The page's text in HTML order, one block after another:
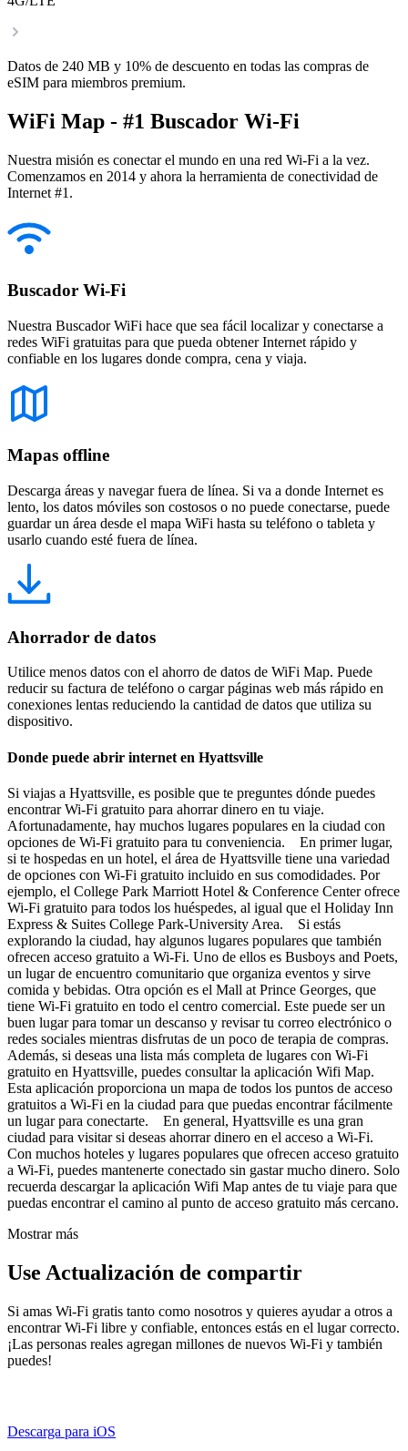
Datos de 240 MB y 10% de descuento en todas las compras de
eSIM para miembros premium.
WiFi Map - #1 Buscador Wi-Fi
Nuestra misión es conectar el mundo en una red Wi-Fi a la vez.
Comenzamos en 2014 y ahora la herramienta de conectividad de
Internet #1.
Buscador Wi-Fi
Nuestra Buscador WiFi hace que sea fácil localizar y conectarse a
redes WiFi gratuitas para que pueda obtener Internet rápido y
confiable en los lugares donde compra, cena y viaja.
Mapas offline
Descarga áreas y navegar fuera de línea. Si va a donde Internet es
lento, los datos móviles son costosos o no puede conectarse, puede
guardar un área desde el mapa WiFi hasta su teléfono o tableta y
usarlo cuando esté fuera de línea.
Ahorrador de datos
Utilice menos datos con el ahorro de datos de WiFi Map. Puede
reducir su factura de teléfono o cargar páginas web más rápido en
conexiones lentas reduciendo la cantidad de datos que utiliza su
dispositivo.
Donde puede abrir internet en Hyattsville
Si viajas a Hyattsville, es posible que te preguntes dónde puedes
encontrar Wi-Fi gratuito para ahorrar dinero en tu viaje.
Afortunadamente, hay muchos lugares populares en la ciudad con
opciones de Wi-Fi gratuito para tu conveniencia. En primer lugar,
si te hospedas en un hotel, el área de Hyattsville tiene una variedad
de opciones con Wi-Fi gratuito incluido en sus comodidades. Por
ejemplo, el College Park Marriott Hotel & Conference Center ofrece
Wi-Fi gratuito para todos los huéspedes, al igual que el Holiday Inn
Express & Suites College Park-University Area. Si estás
explorando la ciudad, hay algunos lugares populares que también
ofrecen acceso gratuito a Wi-Fi. Uno de ellos es Busboys and Poets,
un lugar de encuentro comunitario que organiza eventos y sirve
comida y bebidas. Otra opción es el Mall at Prince Georges, que
tiene Wi-Fi gratuito en todo el centro comercial. Este puede ser un
buen lugar para tomar un descanso y revisar tu correo electrónico o
redes sociales mientras disfrutas de un poco de terapia de compras.
Además, si deseas una lista más completa de lugares con Wi-Fi
gratuito en Hyattsville, puedes consultar la aplicación Wifi Map.
Esta aplicación proporciona un mapa de todos los puntos de acceso
gratuitos a Wi-Fi en la ciudad para que puedas encontrar fácilmente
un lugar para conectarte. En general, Hyattsville es una gran
ciudad para visitar si deseas ahorrar dinero en el acceso a Wi-Fi.
Con muchos hoteles y lugares populares que ofrecen acceso gratuito
a Wi-Fi, puedes mantenerte conectado sin gastar mucho dinero. Solo
recuerda descargar la aplicación Wifi Map antes de tu viaje para que
puedas encontrar el camino al punto de acceso gratuito más cercano.
Mostrar más
Use Actualización de compartir
Si amas Wi-Fi gratis tanto como nosotros y quieres ayudar a otros a
encontrar Wi-Fi libre y confiable, entonces estás en el lugar correcto.
¡Las personas reales agregan millones de nuevos Wi-Fi y también
puedes!
Descarga para iOS